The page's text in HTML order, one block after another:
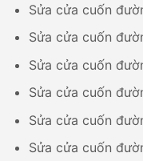
Sửa cửa cuốn
Sửa cửa cuốn
Sửa cửa cuốn
Sửa cửa cuốn
Sửa cửa cuốn
Sửa cửa cuốn